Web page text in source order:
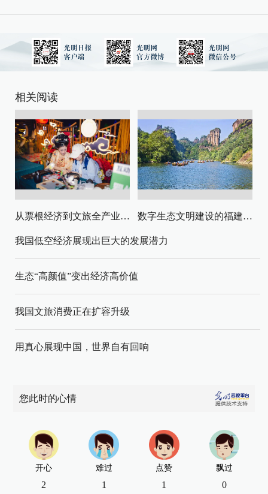
相关阅读
从票根经济到文旅全产业链升级 数字生态文明建设的福建路径与启示
我国低空经济展现出巨大的发展潜力
生态“高颜值”变出经济高价值
我国文旅消费正在扩容升级
用真心展现中国，世界自有回响
您此时的心情
开心
2
难过
1
点赞
1
飘过
0